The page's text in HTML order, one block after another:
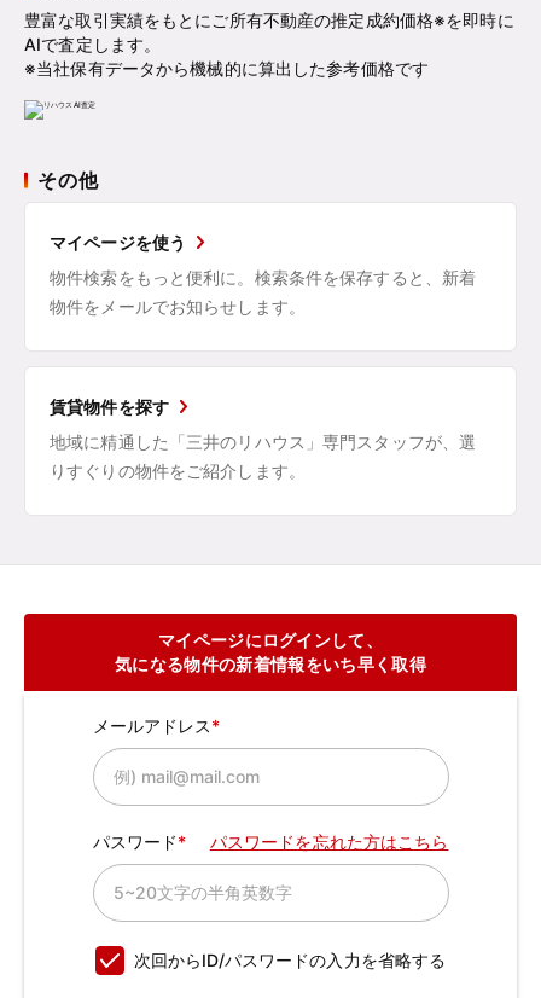
豊富な取引実績をもとにご所有不動産の推定成約価格※を即時に
AIで査定します。
※当社保有データから機械的に算出した参考価格です
その他
マイページを使う
物件検索をもっと便利に。検索条件を保存すると、新着
物件をメールでお知らせします。
賃貸物件を探す
地域に精通した「三井のリハウス」専門スタッフが、選
りすぐりの物件をご紹介します。
マイページにログインして、
気になる物件の新着情報をいち早く取得
メールアドレス
パスワード パスワードを忘れた方はこちら
次回からID/パスワードの入力を省略する